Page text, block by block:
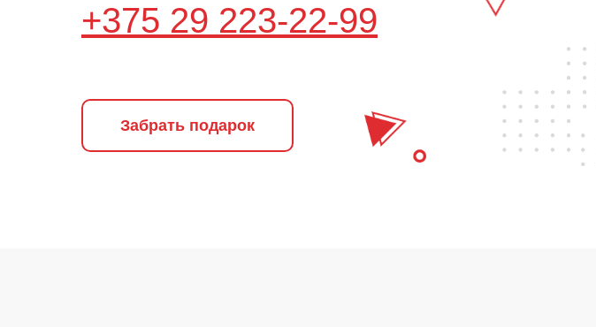
Забрать подарок
+375 29 223-22-99